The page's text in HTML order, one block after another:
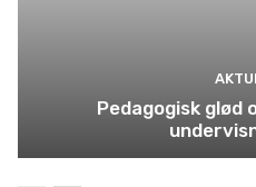
Pedagogisk glød